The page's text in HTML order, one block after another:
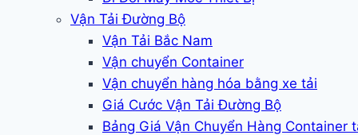
Vận Tải Đường Bộ
Vận Tải Bắc Nam
Vận chuyển Container
Vận chuyển hàng hóa bằng xe tải
Giá Cước Vận Tải Đường Bộ
Bảng Giá Vận Chuyển Hàng Container